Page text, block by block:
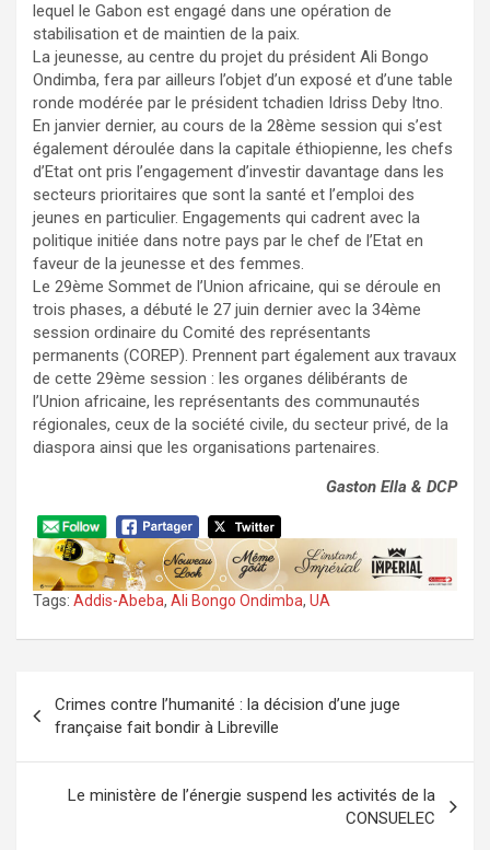
lequel le Gabon est engagé dans une opération de
stabilisation et de maintien de la paix.
La jeunesse, au centre du projet du président Ali Bongo
Ondimba, fera par ailleurs l’objet d’un exposé et d’une table
ronde modérée par le président tchadien Idriss Deby Itno.
En janvier dernier, au cours de la 28ème session qui s’est
également déroulée dans la capitale éthiopienne, les chefs
d’Etat ont pris l’engagement d’investir davantage dans les
secteurs prioritaires que sont la santé et l’emploi des
jeunes en particulier. Engagements qui cadrent avec la
politique initiée dans notre pays par le chef de l’Etat en
faveur de la jeunesse et des femmes.
Le 29ème Sommet de l’Union africaine, qui se déroule en
trois phases, a débuté le 27 juin dernier avec la 34ème
session ordinaire du Comité des représentants
permanents (COREP). Prennent part également aux travaux
de cette 29ème session : les organes délibérants de
l’Union africaine, les représentants des communautés
régionales, ceux de la société civile, du secteur privé, de la
diaspora ainsi que les organisations partenaires.
Gaston Ella & DCP
Tags: Addis-Abeba, Ali Bongo Ondimba, UA
de
l’article
Crimes contre l’humanité : la décision d’une juge
française fait bondir à Libreville
Le ministère de l’énergie suspend les activités de la
CONSUELEC